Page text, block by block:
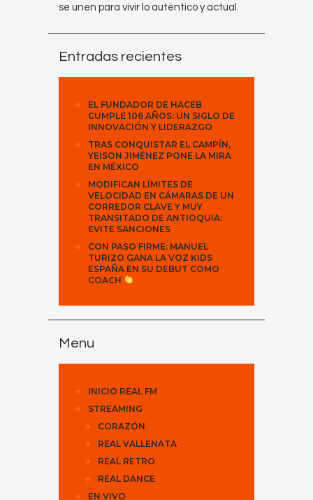
se unen para vivir lo auténtico y actual.
Entradas recientes
EL FUNDADOR DE HACEB
CUMPLE 106 AÑOS: UN SIGLO DE
INNOVACIÓN Y LIDERAZGO
TRAS CONQUISTAR EL CAMPÍN,
YEISON JIMÉNEZ PONE LA MIRA
EN MÉXICO
MODIFICAN LÍMITES DE
VELOCIDAD EN CÁMARAS DE UN
CORREDOR CLAVE Y MUY
TRANSITADO DE ANTIOQUIA:
EVITE SANCIONES
CON PASO FIRME: MANUEL
TURIZO GANA LA VOZ KIDS
ESPAÑA EN SU DEBUT COMO
COACH
Menu
INICIO REAL FM
STREAMING
CORAZÓN
REAL VALLENATA
REAL RETRO
REAL DANCE
EN VIVO